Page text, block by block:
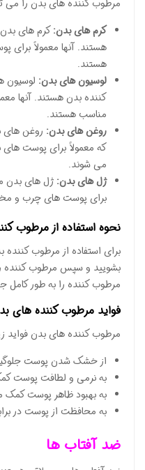
مرطوب کننده های بدن را می
کرم های بدن:کرم های
هستند. آنها معمولاً
هستند.
لوسیون های بدن: لوسیون
کننده بدن هستند. آنها
مناسب هستند.
روغن های بدن: روغن های
که معمولاً برای پوست
می شوند.
ژل های بدن: ژل های بدن
برای پوست های چرب و
نحوه استفاده از مرطوب
برای استفاده از مرطوب
بشویید و سپس مرطوب کننده
مرطوب کننده را به طور
فواید مرطوب کننده های
مرطوب کننده های بدن فواید
از خشک شدن پوست
به نرمی و لطافت پوست
به بهبود ظاهر پوست کمک
به محافظت از پوست در
ضد آفتاب ها